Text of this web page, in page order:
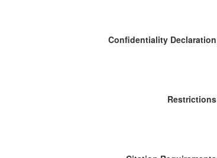
Confidentiality Declaration
Restrictions